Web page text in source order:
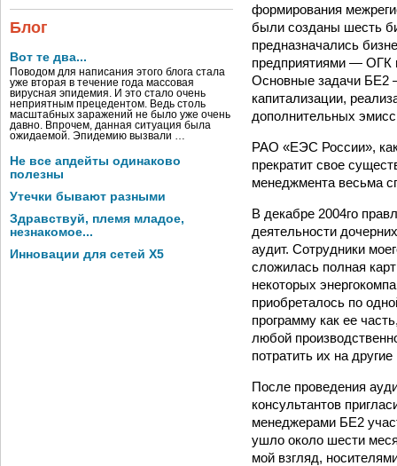
Блог
Вот те два...
Поводом для написания этого блога стала
уже вторая в течение года массовая
вирусная эпидемия. И это стало очень
неприятным прецедентом. Ведь столь
масштабных заражений не было уже очень
давно. Впрочем, данная ситуация была
ожидаемой. Эпидемию вызвали …
Не все апдейты одинаково
полезны
Утечки бывают разными
Здравствуй, племя младое,
незнакомое...
Инновации для сетей X5
формирования
были созданы шесть
предназначались
предприятиями — ОГК
Основные задачи БЕ­2
капитализации,
дополнительных
РАО «ЕЭС России», как
прекратит свое
менеджмента весьма
В декабре 2004­го
деятельности
аудит. Сотрудники
сложилась полная
некоторых
приобреталось по
программу как ее
любой
потратить их на
После проведения
консультантов
менеджерами БЕ­2
ушло около шести
мой взгляд,